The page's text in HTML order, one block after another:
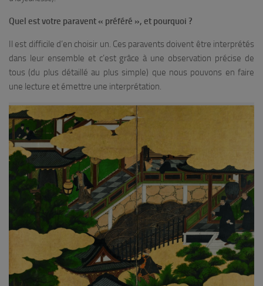
Quel est votre paravent « préféré », et pourquoi ?
Il est difficile d’en choisir un. Ces paravents doivent être interprétés
dans leur ensemble et c’est grâce à une observation précise de
tous (du plus détaillé au plus simple) que nous pouvons en faire
une lecture et émettre une interprétation.